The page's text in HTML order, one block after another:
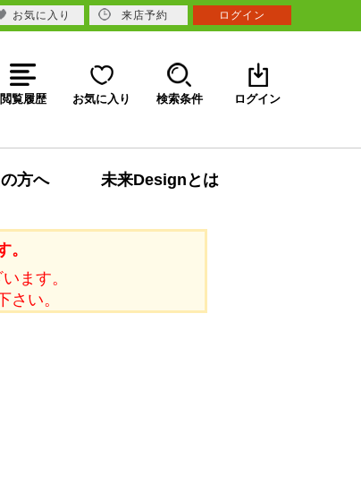
閲覧履歴 お気に入り 検索条件 ログイン
方へ 未来Designとは
。
ます。
さい。
お気に入り 来店予約 ログイン